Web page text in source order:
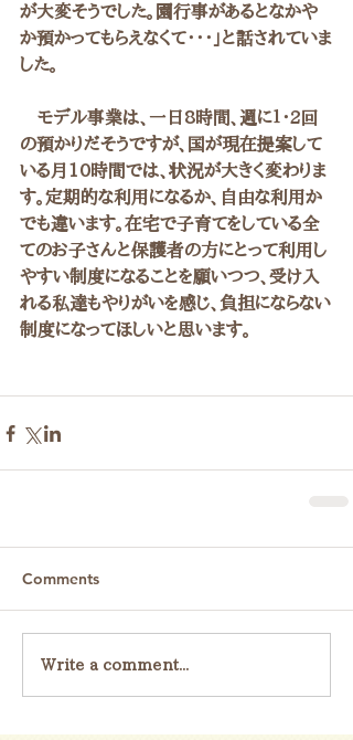
が大変そうでした。園行事があるとなかや
か預かってもらえなくて・・・」と話されていま
した。
モデル事業は、一日8時間、週に１・2回
の預かりだそうですが、国が現在提案して
いる月10時間では、状況が大きく変わりま
す。定期的な利用になるか、自由な利用か
でも違います。在宅で子育てをしている全
てのお子さんと保護者の方にとって利用し
やすい制度になることを願いつつ、受け入
れる私達もやりがいを感じ、負担にならない
制度になってほしいと思います。
Comments
Write a comment...